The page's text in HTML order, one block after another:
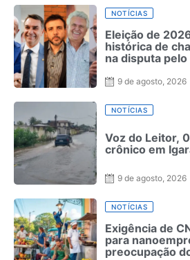
NOTÍCIAS
Eleição de
histórica de
na disputa
9 de agosto, 2026
NOTÍCIAS
Voz do Leitor,
crônico em
9 de agosto, 2026
NOTÍCIAS
Exigência de
para
preocupação